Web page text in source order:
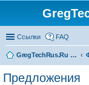
Ссылки FAQ
GregTechRus.Ru - На главную
Предложения